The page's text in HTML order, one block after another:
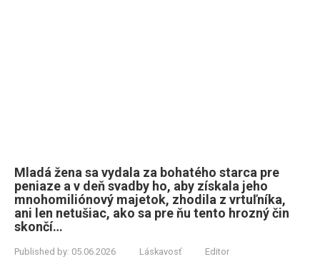
Mladá žena sa vydala za bohatého starca pre
peniaze a v deň svadby ho, aby získala jeho
mnohomiliónový majetok, zhodila z vrtuľníka,
ani len netušiac, ako sa pre ňu tento hrozný čin
skončí…
Published by: 05.06.2026 Láskavosť Editor